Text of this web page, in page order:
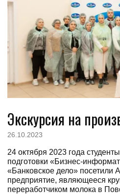
Экскурсия на
26.10.2023
24 октября 2023 года
подготовки «Бизнес-
«Банковское дело» посетили
предприятие, являющееся
переработчиком молока в